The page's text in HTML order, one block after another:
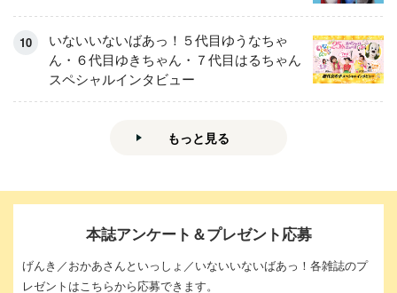
いないいないばあっ！５代目ゆうなちゃ
ん・６代目ゆきちゃん・７代目はるちゃん
スペシャルインタビュー
もっと見る
本誌アンケート＆プレゼント応募
げんき／おかあさんといっしょ／いないいないばあっ！各雑誌のプ
レゼントはこちらから応募できます。